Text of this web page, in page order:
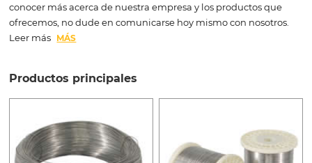
conocer más acerca de nuestra empresa y los productos que
ofrecemos, no dude en comunicarse hoy mismo con nosotros.
Leer más MÁS
Productos principales